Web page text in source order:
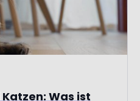
Was ist
sie...
von